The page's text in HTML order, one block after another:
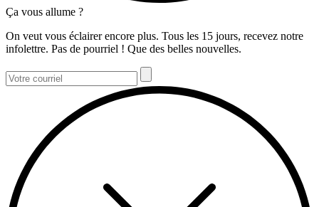
Ça vous allume ?
On veut vous éclairer encore plus. Tous les 15 jours, recevez notre
infolettre. Pas de pourriel ! Que des belles nouvelles.